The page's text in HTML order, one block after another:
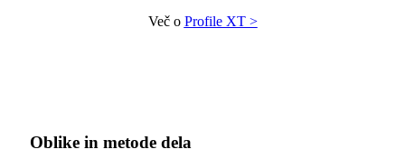
Več o Profile XT >
Oblike in metode dela